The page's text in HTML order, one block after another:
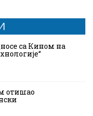
са Кином на
отишао